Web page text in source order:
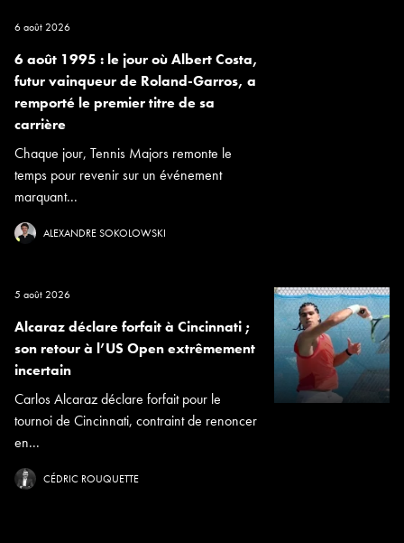
6 août 2026
6 août 1995 : le jour où Albert Costa,
futur vainqueur de Roland-Garros, a
remporté le premier titre de sa
carrière
Chaque jour, Tennis Majors remonte le
temps pour revenir sur un événement
marquant...
ALEXANDRE SOKOLOWSKI
5 août 2026
Alcaraz déclare forfait à Cincinnati ;
son retour à l’US Open extrêmement
incertain
Carlos Alcaraz déclare forfait pour le
tournoi de Cincinnati, contraint de renoncer
en...
CÉDRIC ROUQUETTE